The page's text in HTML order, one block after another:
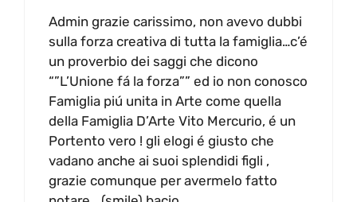
Admin grazie carissimo, non avevo dubbi
sulla forza creativa di tutta la famiglia…c’é
un proverbio dei saggi che dicono
“”L’Unione fá la forza”” ed io non conosco
Famiglia piú unita in Arte come quella
della Famiglia D’Arte Vito Mercurio, é un
Portento vero ! gli elogi é giusto che
vadano anche ai suoi splendidi figli ,
grazie comunque per avermelo fatto